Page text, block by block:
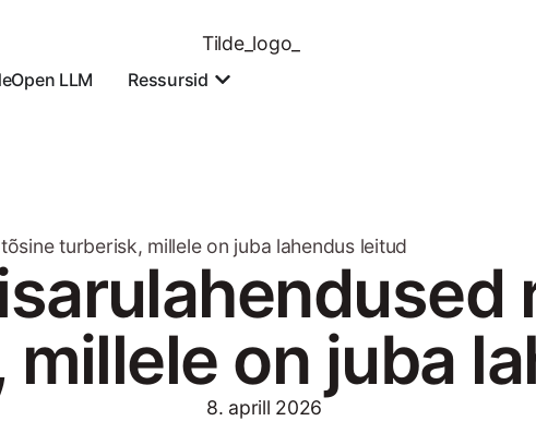
LLM Ressursid
turberisk, millele on juba lahendus leitud
on juba
8. aprill 2026